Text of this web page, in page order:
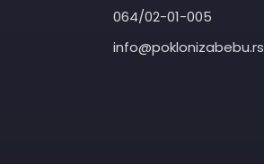
064/02-01-005
info@poklonizabebu.rs